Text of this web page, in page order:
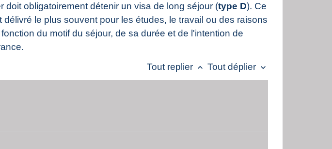
obligatoirement détenir un visa de long séjour (type D). Ce
le plus souvent pour les études, le travail ou des raisons
du motif du séjour, de sa durée et de l'intention de
Tout replier keyboard_arrow_up Tout déplier keyboard_arrow_down